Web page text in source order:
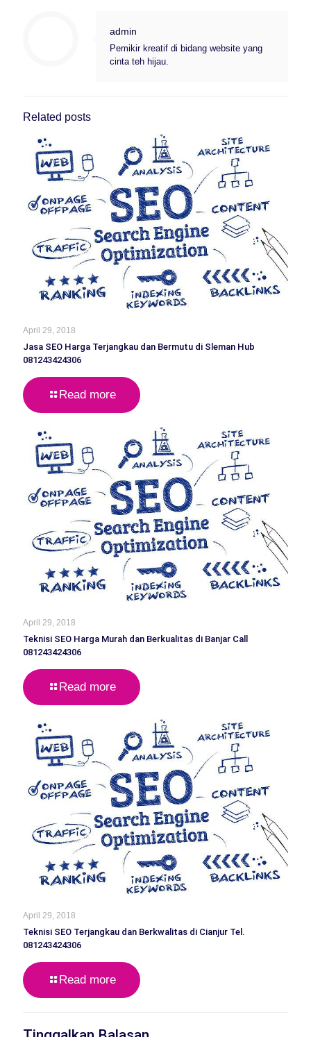
admin
Pemikir kreatif di bidang website yang
cinta teh hijau.
Related posts
April 29, 2018
Jasa SEO Harga Terjangkau dan Bermutu di Sleman Hub
081243424306
Read more
April 29, 2018
Teknisi SEO Harga Murah dan Berkualitas di Banjar Call
081243424306
Read more
April 29, 2018
Teknisi SEO Terjangkau dan Berkwalitas di Cianjur Tel.
081243424306
Read more